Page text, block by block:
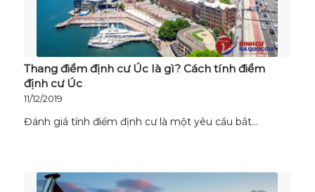
Thang điểm định cư Úc là gì? Cách tính điểm
định cư Úc
11/12/2019
Đánh giá tính điểm định cư là một yêu cầu bắt…